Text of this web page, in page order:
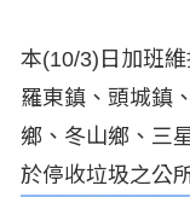
本(10/3)日加班
羅東鎮、頭城鎮
鄉、冬山鄉、三
於停收垃圾之公